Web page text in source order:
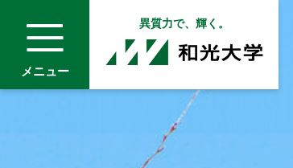
異質力で、輝く。